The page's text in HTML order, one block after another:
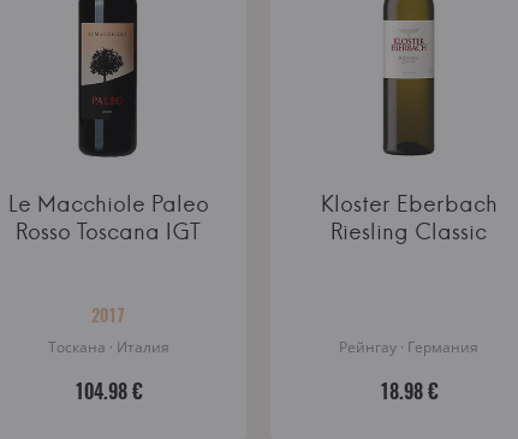
Le Macchiole Paleo
Rosso Toscana IGT
2017
Тоскана · Италия
104.98 €
Kloster Eberbach
Riesling Classic
Рейнгау · Германия
18.98 €